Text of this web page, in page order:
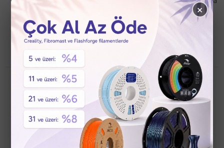
yeni ürün geliştirmektedir. Sektöründe 700'den fazla
uluslararası patentin de sahibidir.
•WORKPRO, Sadece profesyonel değil, aynı zamanda
Rekabetçi Fiyat, Yüksek Kalite ve Geniş Ürün Çeşidiyle Dünya
çapında 100’den fazla ülkede hizmet vermektedir.
Son Eklenen Ürünler
×